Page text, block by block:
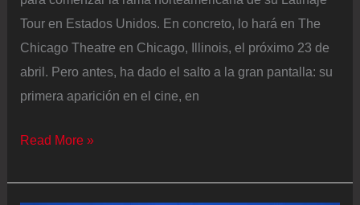
Tour en Estados Unidos. En concreto, lo hará en The
Chicago Theatre en Chicago, Illinois, el próximo 23 de
abril. Pero antes, ha dado el salto a la gran pantalla: su
primera aparición en el cine, en
Cazzu
el
Read More »